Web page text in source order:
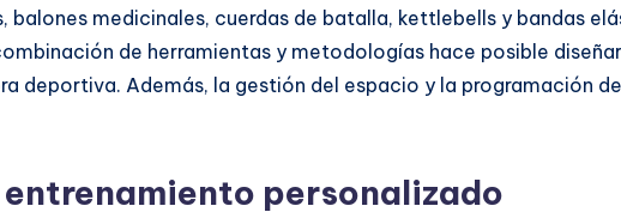
balones medicinales, cuerdas de batalla, kettlebells y bandas
de herramientas y metodologías hace posible
deportiva. Además, la gestión del espacio y la programación
personalizado